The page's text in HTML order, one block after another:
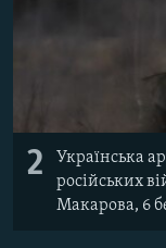
2
Українська
російських
Макарова, 6